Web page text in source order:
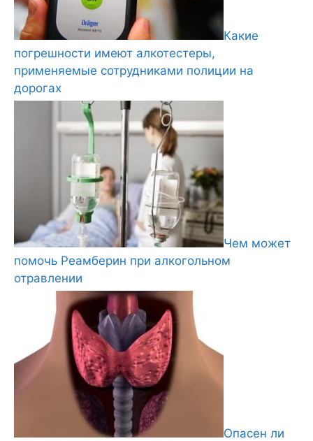
Какие
погрешности имеют алкотестеры,
применяемые сотрудниками полиции на
дорогах
Чем может
помочь Реамберин при алкогольном
отравлении
Опасен ли